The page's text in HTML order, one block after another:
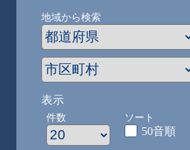
地域から検索
表示
件数 ソート
50音順